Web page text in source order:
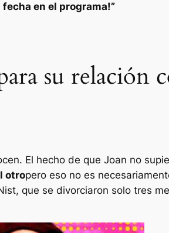
fecha en el programa!”
su relación
El hecho de que Joan no
otropero eso no es
que se divorciaron solo tres